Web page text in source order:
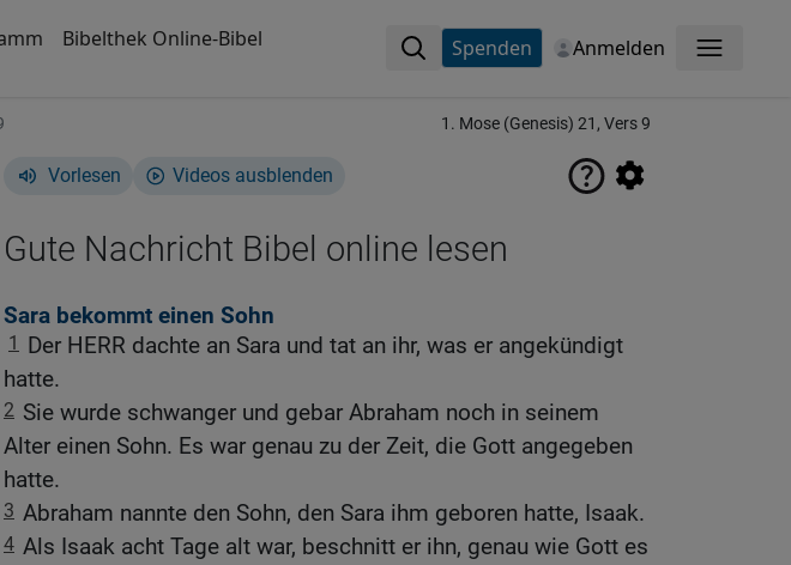
Bibelthek Online-Bibel Spenden Anmelden Menü
1. Mose (Genesis) 21, Vers 9
Vorlesen Videos ausblenden
Gute Nachricht Bibel online lesen
Sara bekommt einen Sohn
1
Der HERR dachte an Sara und tat an ihr, was er angekündigt
hatte.
2 Sie wurde schwanger und gebar Abraham noch in seinem
Alter einen Sohn. Es war genau zu der Zeit, die Gott angegeben
hatte.
3 Abraham nannte den Sohn, den Sara ihm geboren hatte, Isaak.
4 Als Isaak acht Tage alt war, beschnitt er ihn, genau wie Gott es